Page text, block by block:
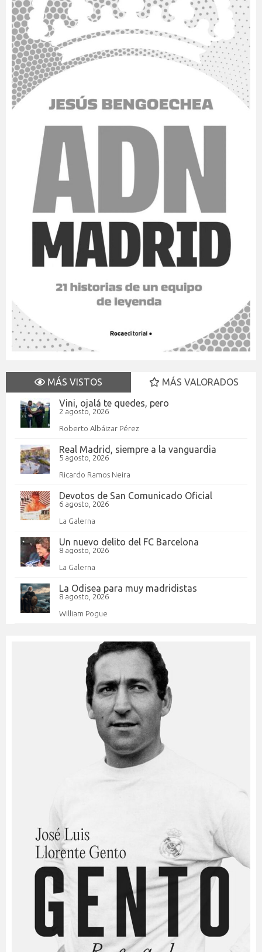
MÁS VISTOS
MÁS VALORADOS
Vini, ojalá te quedes, pero
2 agosto, 2026
Roberto Albáizar Pérez
Real Madrid, siempre a la vanguardia
5 agosto, 2026
Ricardo Ramos Neira
Devotos de San Comunicado Oficial
6 agosto, 2026
La Galerna
Un nuevo delito del FC Barcelona
8 agosto, 2026
La Galerna
La Odisea para muy madridistas
8 agosto, 2026
William Pogue